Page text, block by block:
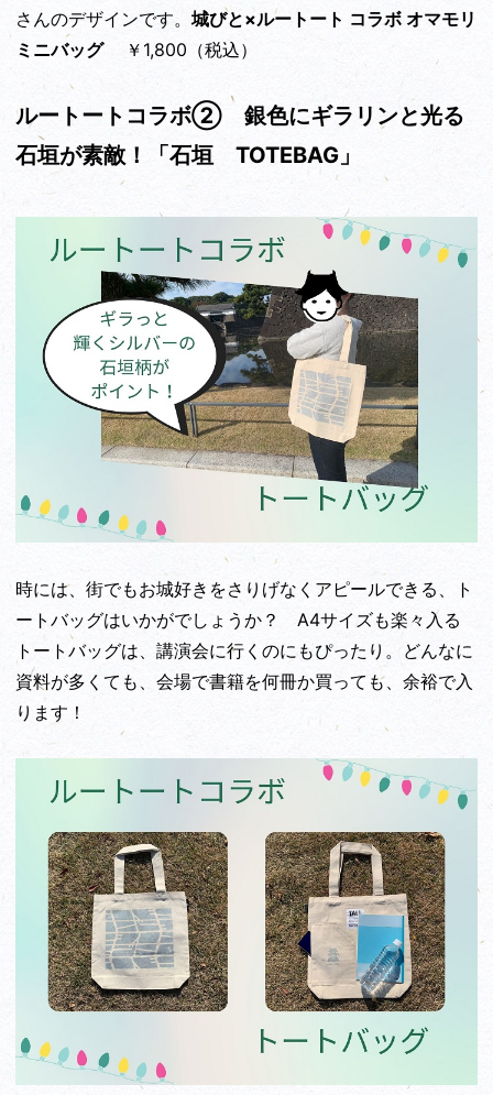
さんのデザインです。 城びと×ルートート コラボ オマモリ
ミニバッグ
￥1,800（税込）
ルートートコラボ② 銀色にギラリンと光る
石垣が素敵！「石垣 TOTEBAG」
時には、街でもお城好きをさりげなくアピールできる、ト
ートバッグはいかがでしょうか？ A4サイズも楽々入る
トートバッグは、講演会に行くのにもぴったり。どんなに
資料が多くても、会場で書籍を何冊か買っても、余裕で入
ります！